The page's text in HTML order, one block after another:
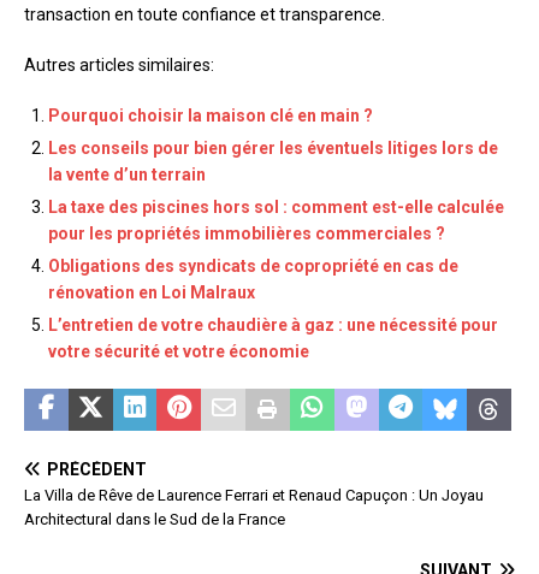
transaction en toute confiance et transparence.
Autres articles similaires:
Pourquoi choisir la maison clé en main ?
Les conseils pour bien gérer les éventuels litiges lors de
la vente d’un terrain
La taxe des piscines hors sol : comment est-elle calculée
pour les propriétés immobilières commerciales ?
Obligations des syndicats de copropriété en cas de
rénovation en Loi Malraux
L’entretien de votre chaudière à gaz : une nécessité pour
votre sécurité et votre économie
PRÉCÉDENT
La Villa de Rêve de Laurence Ferrari et Renaud Capuçon : Un Joyau
Architectural dans le Sud de la France